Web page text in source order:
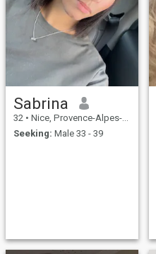
Sabrina
32 • Nice, Provence-Alpes-Côte d'Azur, France
Seeking: Male 33 - 39